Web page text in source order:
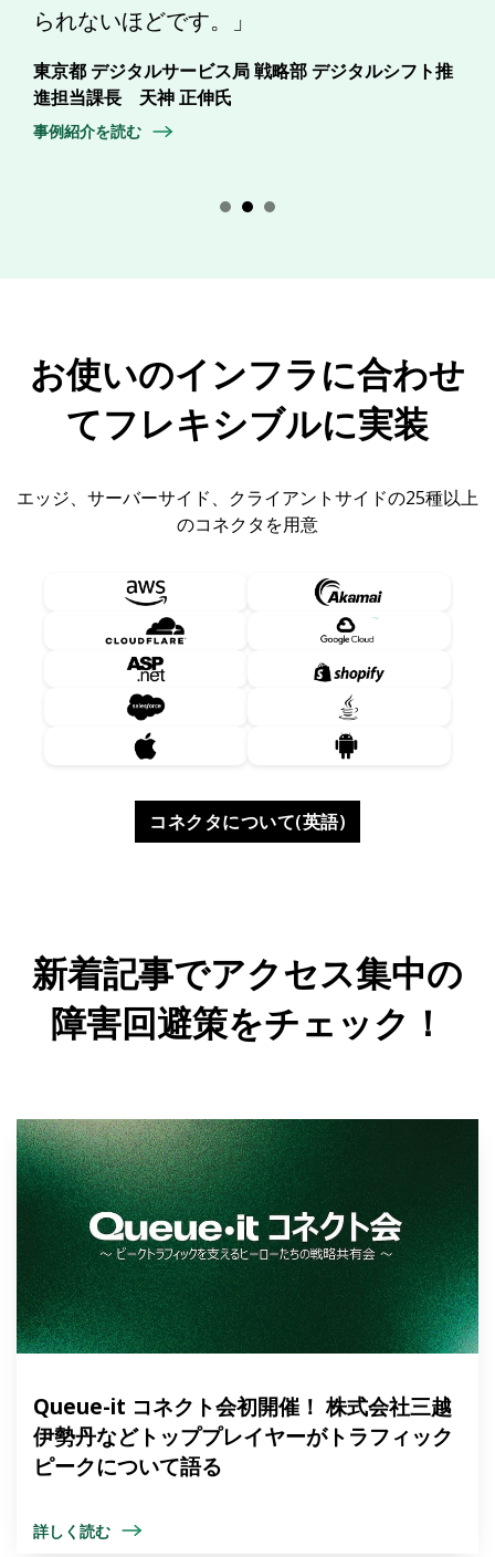
Español
Deutsch
日本語
られないほどです。」
東京都 デジタルサービス局 戦略部 デジタルシフト推
進担当課長 天神 正伸氏
事例紹介を読む
お使いのインフラに合わせ
てフレキシブルに実装
エッジ、サーバーサイド、クライアントサイドの25種以上
のコネクタを用意
コネクタについて(英語)
新着記事でアクセス集中の
障害回避策をチェック！
Queue-it コネクト会初開催！ 株式会社三越
伊勢丹などトッププレイヤーがトラフィック
ピークについて語る
詳しく読む